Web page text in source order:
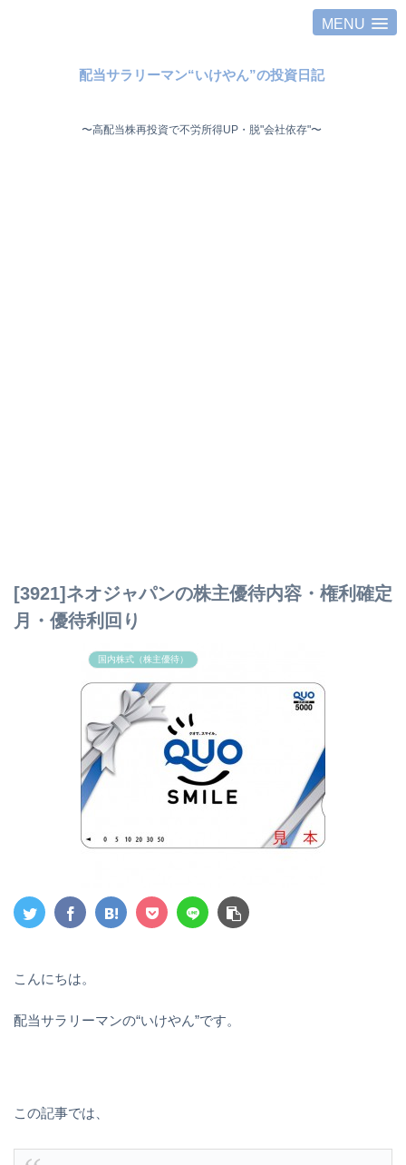
MENU
配当サラリーマン“いけやん”の投資日記 ​
〜高配当株再投資で不労所得UP・脱"会社依存"〜 ​
[3921]ネオジャパンの株主優待内容・権利確定
月・優待利回り
国内株式（株主優待）
こんにちは。
配当サラリーマンの“いけやん”です。
この記事では、